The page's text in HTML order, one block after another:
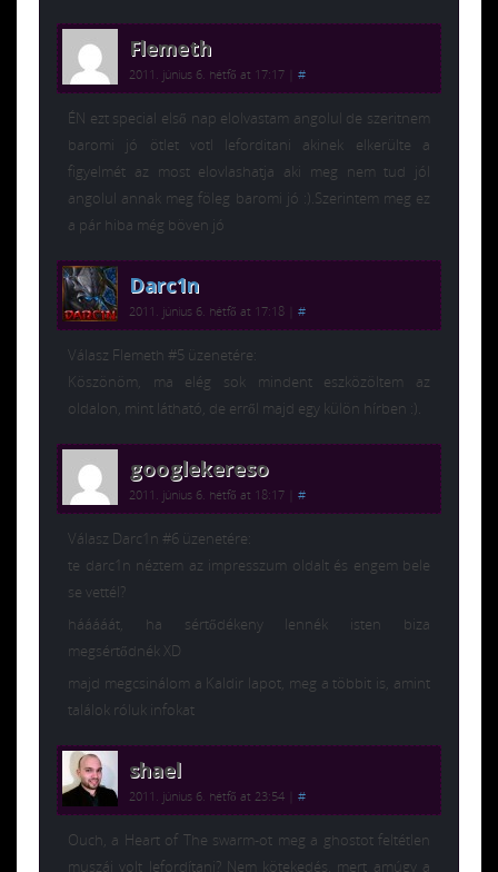
Flemeth
2011. június 6. hétfő at 17:17 #
ÉN ezt special első nap elolvastam angolul de szeritnem
baromi jó ötlet votl leforditani akinek elkerülte a
figyelmét az most elovlashatja aki meg nem tud jól
angolul annak meg föleg baromi jó :).Szerintem meg ez
a pár hiba még böven jó
Darc1n
2011. június 6. hétfő at 17:18 #
Válasz Flemeth #5 üzenetére:
Köszönöm, ma elég sok mindent eszközöltem az
oldalon, mint látható, de erről majd egy külön hírben :).
googlekereso
2011. június 6. hétfő at 18:17 #
Válasz Darc1n #6 üzenetére:
te darc1n néztem az impresszum oldalt és engem bele
se vettél?
hááááát, ha sértődékeny lennék isten biza
megsértődnék XD
majd megcsinálom a Kaldir lapot, meg a többit is, amint
találok róluk infokat
shael
2011. június 6. hétfő at 23:54 #
Ouch, a Heart of The swarm-ot meg a ghostot feltétlen
muszáj volt lefordítani? Nem kötekedés, mert amúgy a